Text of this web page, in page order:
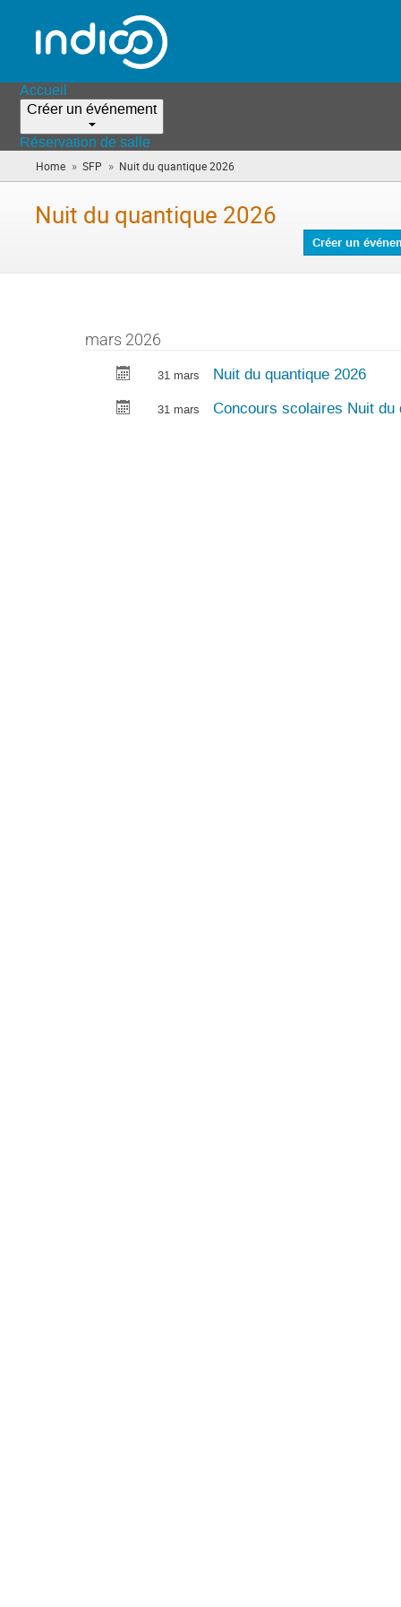
Accueil
Créer un événement
Réservation de salle
Home » SFP » Nuit du quantique 2026
êtes
Nuit du quantique 2026
Créer un
mars 2026
31 mars Nuit du quantique 2026
31 mars Concours scolaires Nuit du